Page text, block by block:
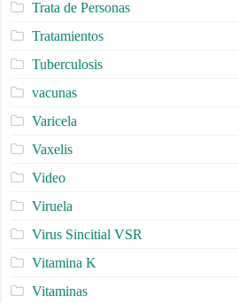
Trata de Personas
Tratamientos
Tuberculosis
vacunas
Varicela
Vaxelis
Video
Viruela
Virus Sincitial VSR
Vitamina K
Vitaminas